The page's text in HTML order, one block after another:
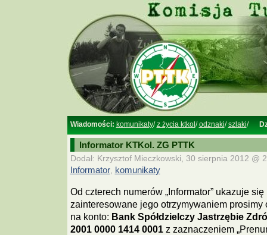
Wiadomości: komunikaty/z życia ktkol /odznaki/szlaki/
Informator KTKol. ZG PTTK
Dodał: Krzysztof Mieczkowski, 30 sierpnia 2012 @
Informator, komunikaty
Od czterech numerów „Informator” ukazuje
zainteresowane jego otrzymywaniem prosimy
na konto: Bank Spółdzielczy Jastrzębie
2001 0000 1414 0001z zaznaczeniem